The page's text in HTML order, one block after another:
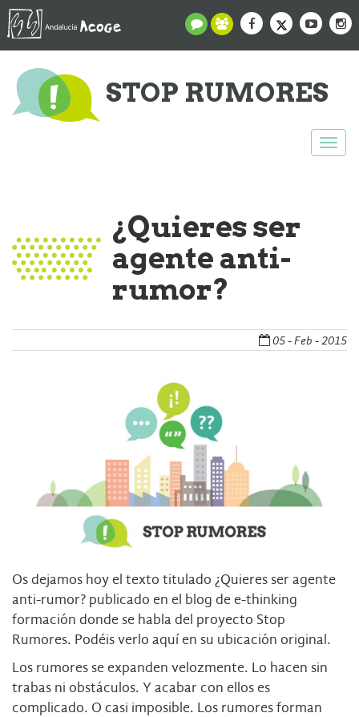
STOP RUMORES
¿Quieres ser
agente anti-
rumor?
05 - Feb - 2015
Os dejamos hoy el texto titulado ¿Quieres ser agente
anti-rumor? publicado en el blog de e-thinking
formación donde se habla del proyecto Stop
Rumores. Podéis verlo aquíen su ubicación original.
Los rumores se expanden velozmente. Lo hacen sin
trabas ni obstáculos. Y acabar con ellos es
complicado. O casi imposible. Los rumores forman